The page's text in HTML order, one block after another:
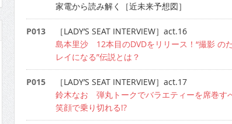
家電から読み解く［近未来予想図］
P013
［LADY’S SEAT INTERVIEW］act.16
島本里沙 12本目のDVDをリリース！“撮影 の
レイになる”伝説とは？
P015
［LADY’S SEAT INTERVIEW］act.17
鈴木なお 弾丸トークでバラエティーを席巻す
笑顔で乗り切れる!?